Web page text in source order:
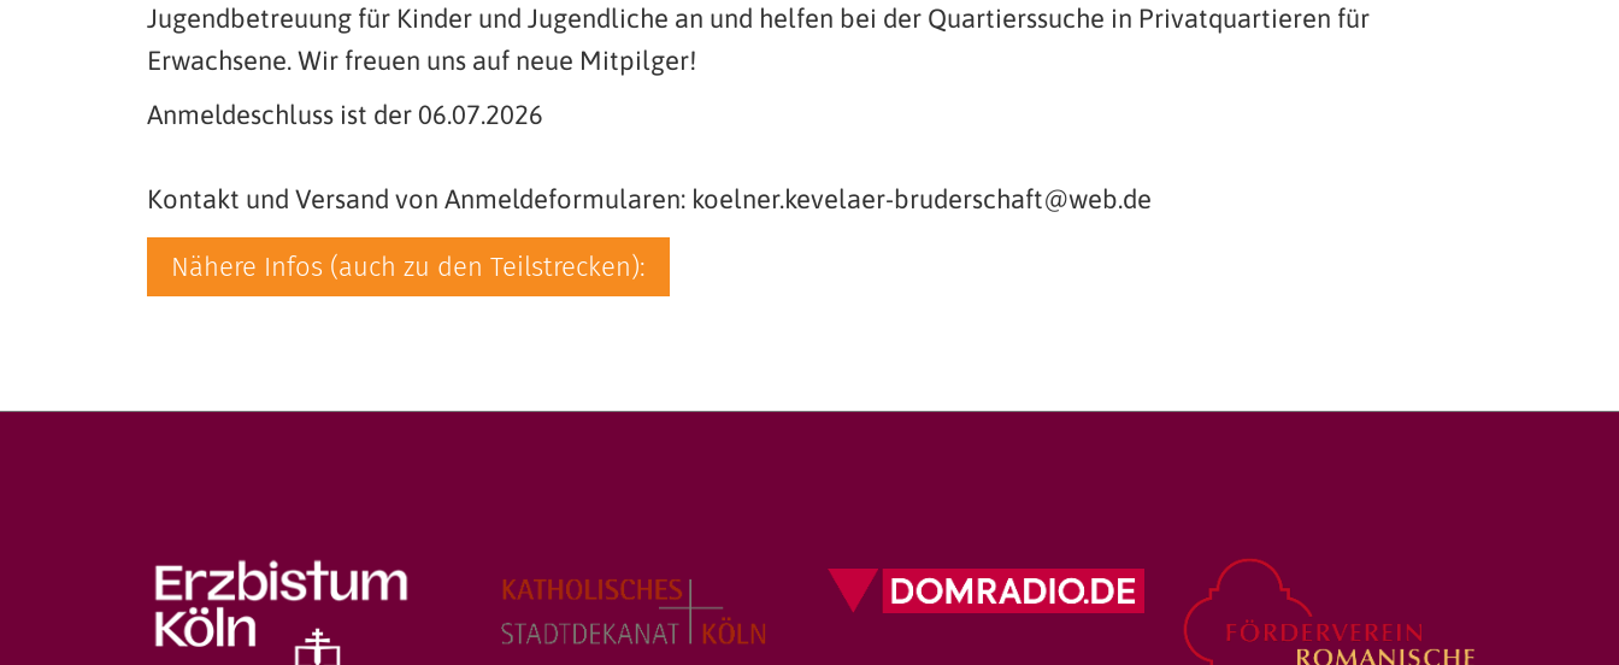
Jugendbetreuung für Kinder und Jugendliche an und helfen bei der Quartierssuche in Privatquartieren für
Erwachsene. Wir freuen uns auf neue Mitpilger!
Anmeldeschluss ist der 06.07.2026
Kontakt und Versand von Anmeldeformularen: koelner.kevelaer-bruderschaft@web.de
Nähere Infos (auch zu den Teilstrecken):